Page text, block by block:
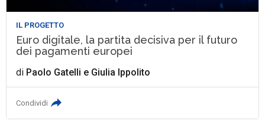
IL PROGETTO
Euro digitale, la partita decisiva per il futuro
dei pagamenti europei
di Paolo Gatelli e Giulia Ippolito
Condividi